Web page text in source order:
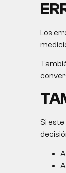
Los
Si